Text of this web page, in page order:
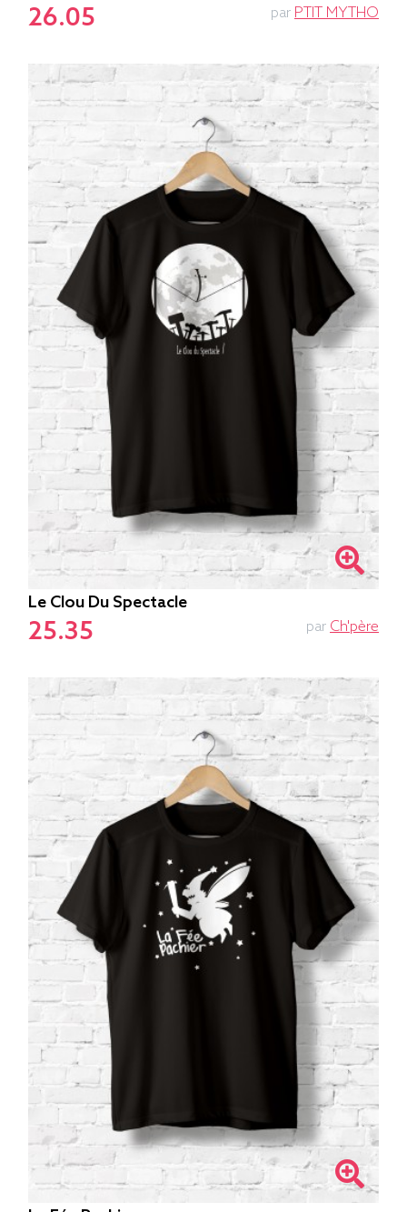
26.05 par PTIT MYTHO
Le Clou Du Spectacle
25.35 par Ch'père